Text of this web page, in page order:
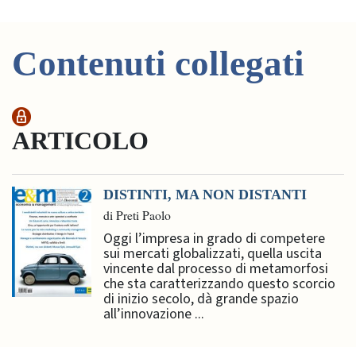
Contenuti collegati
ARTICOLO
DISTINTI, MA NON DISTANTI
di Preti Paolo
Oggi l’impresa in grado di competere
sui mercati globalizzati, quella uscita
vincente dal processo di metamorfosi
che sta caratterizzando questo scorcio
di inizio secolo, dà grande spazio
all’innovazione ...